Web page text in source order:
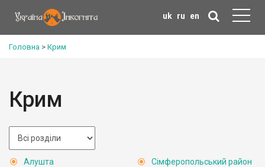
uk ru en
Головна > Крим
Крим
Алушта
Сімферопольський район